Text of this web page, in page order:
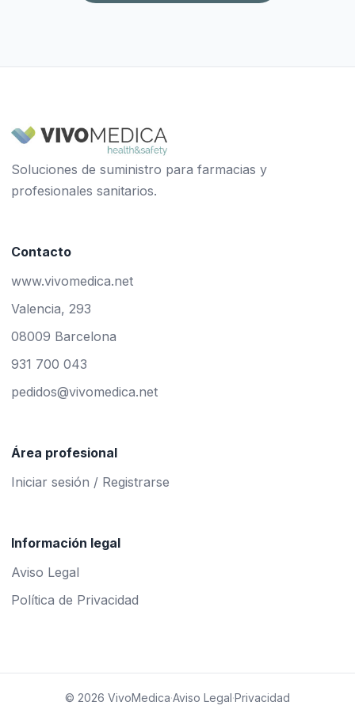
Soluciones de suministro para farmacias y
profesionales sanitarios.
Contacto
www.vivomedica.net
Valencia, 293
08009 Barcelona
931 700 043
pedidos@vivomedica.net
Área profesional
Iniciar sesión / Registrarse
Información legal
Aviso Legal
Política de Privacidad
© 2026 VivoMedica·Aviso Legal·Privacidad